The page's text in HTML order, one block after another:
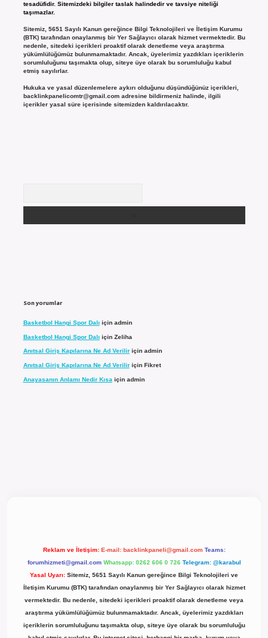
tesadüfidir. Sitemizdeki bilgiler taslak halindedir ve tavsiye niteliği
taşımazlar.
Sitemiz, 5651 Sayılı Kanun gereğince Bilgi Teknolojileri ve İletişim Kurumu
(BTK) tarafından onaylanmış bir Yer Sağlayıcı olarak hizmet vermektedir. Bu
nedenle, sitedeki içerikleri proaktif olarak denetleme veya araştırma
yükümlülüğümüz bulunmamaktadır. Ancak, üyelerimiz yazdıkları içeriklerin
sorumluluğunu taşımakta olup, siteye üye olarak bu sorumluluğu kabul
etmiş sayılırlar.
Hukuka ve yasal düzenlemelere aykırı olduğunu düşündüğünüz içerikleri,
backlinkpanelicomtr@gmail.comadresine bildirmeniz halinde, ilgili
içerikler yasal süre içerisinde sitemizden kaldırılacaktır.
Son yorumlar
Basketbol Hangi Spor Dalı için admin
Basketbol Hangi Spor Dalı için Zeliha
Anıtsal Giriş Kapılarına Ne Ad Veriliriçin admin
Anıtsal Giriş Kapılarına Ne Ad Veriliriçin Fikret
Anayasanın Anlamı Nedir Kısa için admin
Reklam ve İletişim: E-mail: backlinkpaneli@gmail.com Teams:
forumhizmeti@gmail.com Whatsapp: 0262 606 0 726 Telegram: @karabul
Yasal Uyarı: Sitemiz, 5651 Sayılı Kanun gereğince Bilgi Teknolojileri ve
İletişim Kurumu (BTK) tarafından onaylanmış bir Yer Sağlayıcı olarak hizmet
vermektedir. Bu nedenle, sitedeki içerikleri proaktif olarak denetleme veya
araştırma yükümlülüğümüz bulunmamaktadır. Ancak, üyelerimiz yazdıkları
içeriklerin sorumluluğunu taşımakta olup, siteye üye olarak bu sorumluluğu